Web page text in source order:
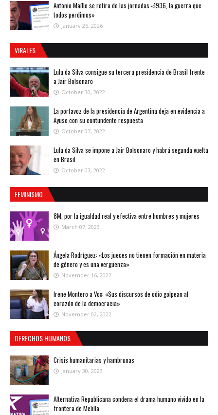
Antonio Maíllo se retira de las jornadas «1936, la guerra que
todos perdimos»
January 25, 2026
VIRALES
Lula da Silva consigue su tercera presidencia de Brasil frente
a Jair Bolsonaro
October 30, 2022
La portavoz de la presidencia de Argentina deja en evidencia a
Ayuso con su contundente respuesta
October 07, 2022
Lula da Silva se impone a Jair Bolsonaro y habrá segunda vuelta
en Brasil
October 03, 2022
FEMINISMO
8M, por la igualdad real y efectiva entre hombres y mujeres
March 07, 2023
Ángela Rodríguez: «Los jueces no tienen formación en materia
de género y es una vergüenza»
November 16, 2022
Irene Montero a Vox: «Sus discursos de odio golpean al
corazón de la democracia»
November 02, 2022
DERECHOS HUMANOS
Crisis humanitarias y hambrunas
January 30, 2023
Alternativa Republicana condena el drama humano vivido en la
frontera de Melilla